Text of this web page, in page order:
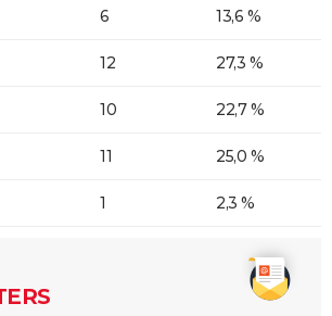
6 13,6 %
12 27,3 %
10 22,7 %
11 25,0 %
1 2,3 %